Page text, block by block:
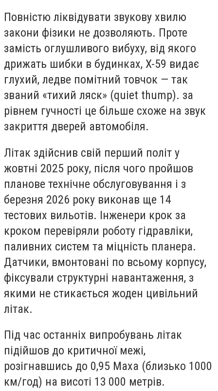
Повністю ліквідувати звукову хвилю
закони фізики не дозволяють. Проте
замість оглушливого вибуху, від якого
дрижать шибки в будинках, X-59 видає
глухий, ледве помітний товчок — так
званий «тихий ляск» (quiet thump). за
рівнем гучності це більше схоже на звук
закриття дверей автомобіля.
Літак здійснив свій перший політ у
жовтні 2025 року, після чого пройшов
планове технічне обслуговування і з
березня 2026 року виконав ще 14
тестових вильотів. Інженери крок за
кроком перевіряли роботу гідравліки,
паливних систем та міцність планера.
Датчики, вмонтовані по всьому корпусу,
фіксували структурні навантаження, з
якими не стикається жоден цивільний
літак.
Під час останніх випробувань літак
підійшов до критичної межі,
розігнавшись до 0,95 Маха (близько 1000
км/год) на висоті 13 000 метрів.